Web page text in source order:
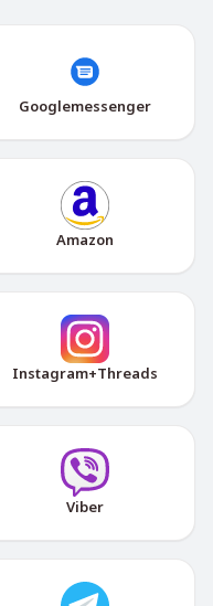
Googlemessenger
Amazon
Instagram+Threads
Viber